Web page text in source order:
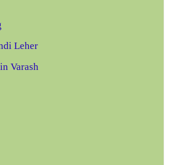
Leher
Varash